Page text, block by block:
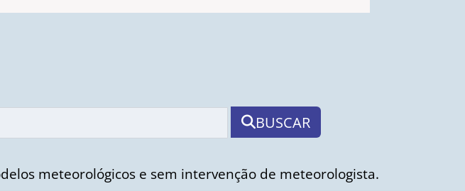
BUSCAR
meteorológicos e sem intervenção de meteorologista.